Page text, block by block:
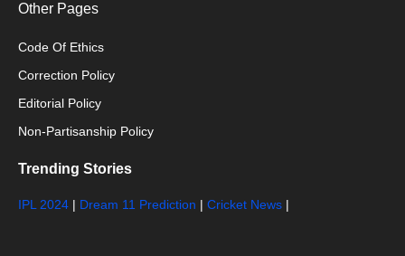
Other Pages
Code Of Ethics
Correction Policy
Editorial Policy
Non-Partisanship Policy
Trending Stories
IPL 2024 | Dream 11 Prediction | Cricket News |